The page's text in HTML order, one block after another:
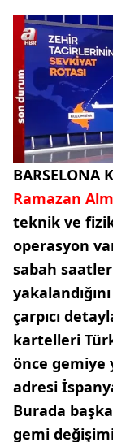
BARSELONA
Ramazan
teknik ve
operasyon
sabah
çarpıcı
kartelleri
önce gemiye
adresi
Burada
gemi